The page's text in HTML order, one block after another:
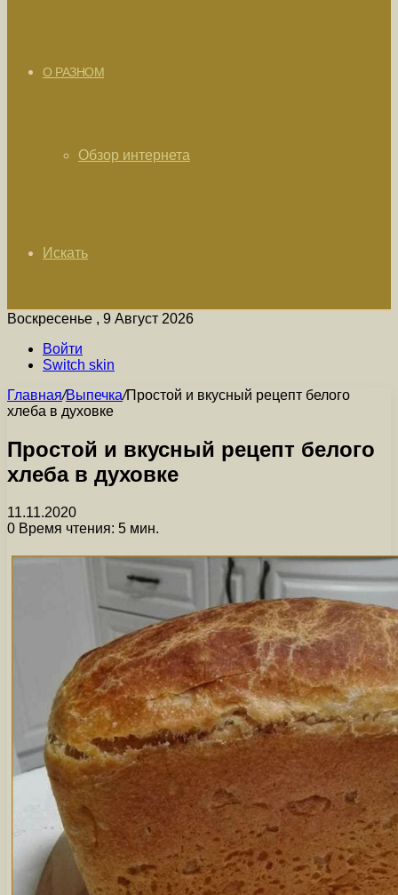
О РАЗНОМ
Обзор интернета
Искать
Воскресенье , 9 Август 2026
Войти
Switch skin
Главная/Выпечка/Простой и вкусный рецепт белого
хлеба в духовке
Простой и вкусный рецепт белого
хлеба в духовке
11.11.2020
0 Время чтения: 5 мин.